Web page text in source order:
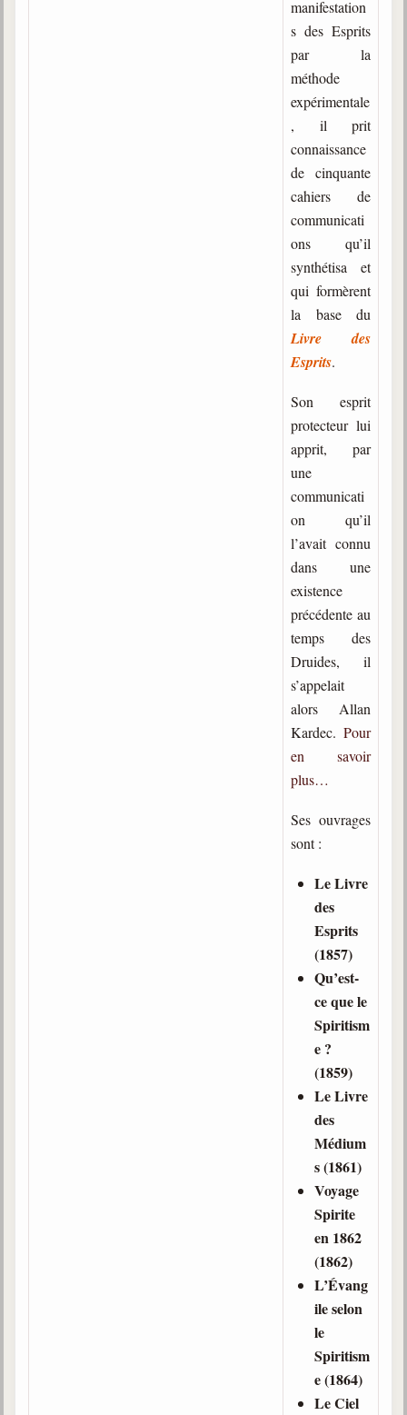
manifestation
s des Esprits
par la
méthode
expérimentale
, il prit
connaissance
de cinquante
cahiers de
communicati
ons qu’il
synthétisa et
qui formèrent
la base du
Livre des
Esprits.
Son esprit
protecteur lui
apprit, par
une
communicati
on qu’il
l’avait connu
dans une
existence
précédente au
temps des
Druides, il
s’appelait
alors Allan
Kardec. Pour
en savoir
plus…
Ses ouvrages
sont :
Le Livre
des
Esprits
(1857)
Qu’est-
ce que le
Spiritism
e ?
(1859)
Le Livre
des
Médium
s (1861)
Voyage
Spirite
en 1862
(1862)
L’Évang
ile selon
le
Spiritism
e (1864)
Le Ciel